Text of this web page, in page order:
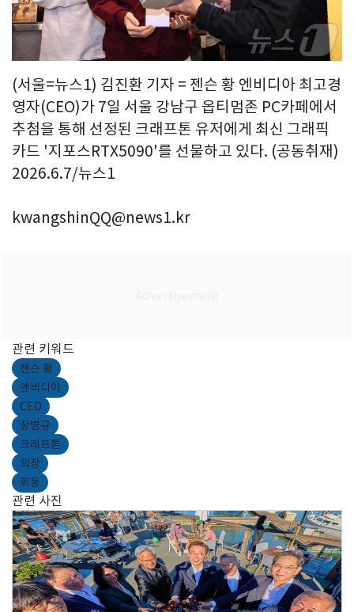
(서울=뉴스1) 김진환 기자 = 젠슨 황 엔비디아 최고경
영자(CEO)가 7일 서울 강남구 옵티멈존 PC카페에서
추첨을 통해 선정된 크래프톤 유저에게 최신 그래픽
카드 '지포스RTX5090'를 선물하고 있다. (공동취재)
2026.6.7/뉴스1
kwangshinQQ@news1.kr
관련 키워드
젠슨 황
엔비디아
CEO
장병규
크래프톤
의장
회동
관련 사진